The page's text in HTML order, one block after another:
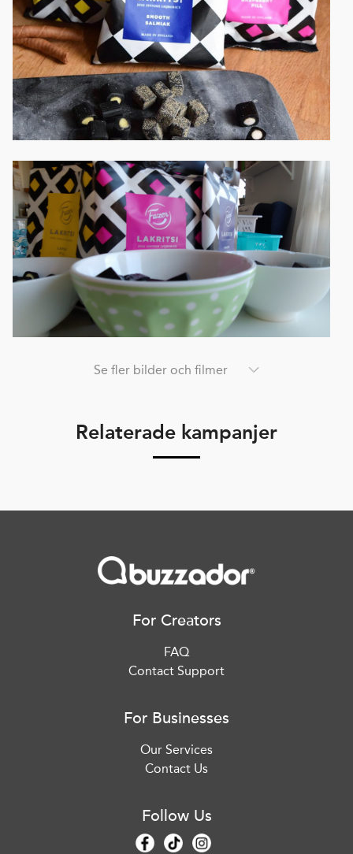
Se fler bilder och filmer
Relaterade kampanjer
For Creators
FAQ
Contact Support
For Businesses
Our Services
Contact Us
Follow Us